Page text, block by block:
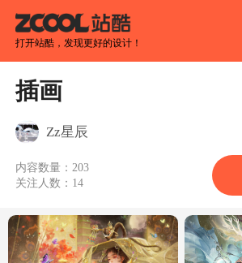
打开站酷，发现更好的设计！
插画
Zz星辰
内容数量： 203
关注人数： 14